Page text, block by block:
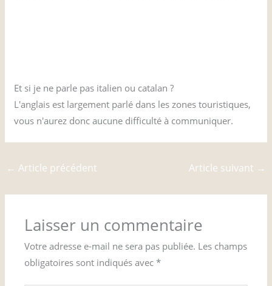
Et si je ne parle pas italien ou catalan ?
L'anglais est largement parlé dans les zones touristiques,
vous n'aurez donc aucune difficulté à communiquer.
← Article précédent Article suivant →
Laisser un commentaire
Votre adresse e-mail ne sera pas publiée. Les champs
obligatoires sont indiqués avec*